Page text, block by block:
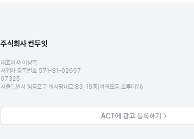
주식회사 컨두잇
대표이사 이상목
사업자 등록번호 571-81-02697
07325
서울특별시 영등포구 의사당대로 83, 19층(여의도동 오투타워)
ACT에 광고 등록하기